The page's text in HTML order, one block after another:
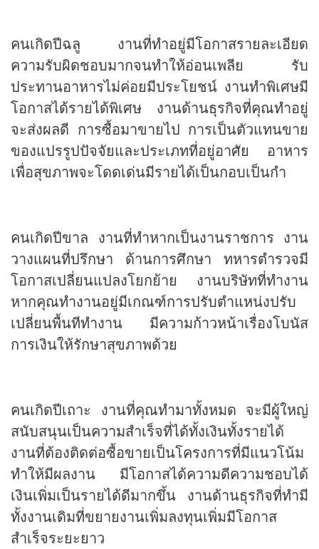
คนเกิดปีฉลู งานที่ทำอยู่มีโอกาสรายละเอียด
ความรับผิดชอบมากจนทำให้อ่อนเพลีย รับ
ประทานอาหารไม่ค่อยมีประโยชน์ งานทำพิเศษมี
โอกาสได้รายได้พิเศษ งานด้านธุรกิจที่คุณทำอยู่
จะส่งผลดี การซื้อมาขายไป การเป็นตัวแทนขาย
ของแปรรูปปัจจัยและประเภทที่อยู่อาศัย อาหาร
เพื่อสุขภาพจะโดดเด่นมีรายได้เป็นกอบเป็นกำ
คนเกิดปีขาล งานที่ทำหากเป็นงานราชการ งาน
วางแผนที่ปรึกษา ด้านการศึกษา ทหารตำรวจมี
โอกาสเปลี่ยนแปลงโยกย้าย งานบริษัทที่ทำงาน
หากคุณทำงานอยู่มีเกณฑ์การปรับตำแหน่งปรับ
เปลี่ยนพื้นทีทำงาน มีความก้าวหน้าเรื่องโบนัส
การเงินให้รักษาสุขภาพด้วย
คนเกิดปีเถาะ งานที่คุณทำมาทั้งหมด จะมีผู้ใหญ่
สนับสนุนเป็นความสำเร็จที่ได้ทั้งเงินทั้งรายได้
งานที่ต้องติดต่อซื้อขายเป็นโครงการที่มีแนวโน้ม
ทำให้มีผลงาน มีโอกาสได้ความดีความชอบได้
เงินเพิ่มเป็นรายได้ดีมากขึ้น งานด้านธุรกิจที่ทำมี
ทั้งงานเดิมที่ขยายงานเพิ่มลงทุนเพิ่มมีโอกาส
สำเร็จระยะยาว